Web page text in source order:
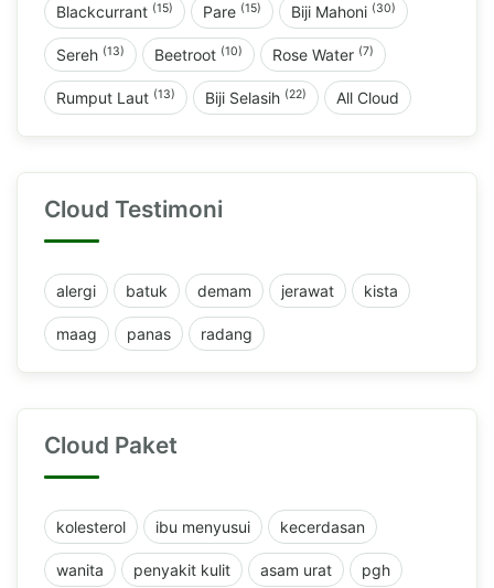
Blackcurrant (15) Pare (15) Biji Mahoni (30)
Sereh (13) Beetroot (10) Rose Water (7)
Rumput Laut (13) Biji Selasih (22) All Cloud
Cloud Testimoni
alergi batuk demam jerawat kista
maag panas radang
Cloud Paket
kolesterol ibu menyusui kecerdasan
wanita penyakit kulit asam urat pgh